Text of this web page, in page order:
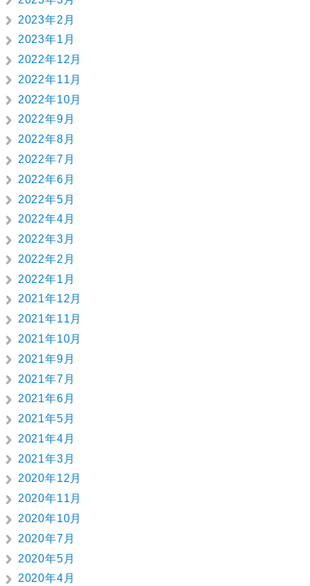
2023年2月
2023年1月
2022年12月
2022年11月
2022年10月
2022年9月
2022年8月
2022年7月
2022年6月
2022年5月
2022年4月
2022年3月
2022年2月
2022年1月
2021年12月
2021年11月
2021年10月
2021年9月
2021年7月
2021年6月
2021年5月
2021年4月
2021年3月
2020年12月
2020年11月
2020年10月
2020年7月
2020年5月
2020年4月